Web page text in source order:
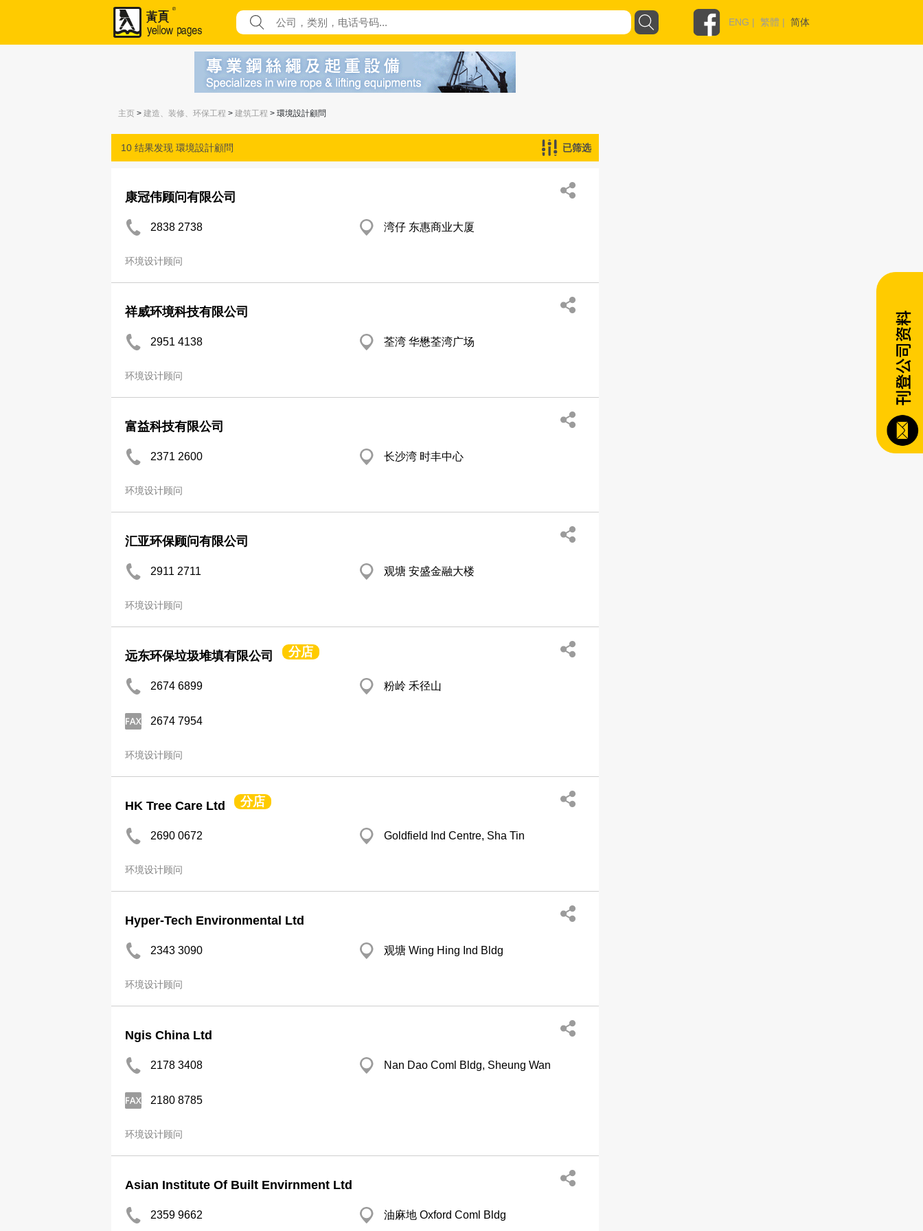
ENG | 繁體 | 简体
主页 > 建造、装修、环保工程 > 建筑工程 > 環境設計顧問
10 结果发现 環境設計顧問 已筛选
康冠伟顾问有限公司
2838 2738 湾仔 东惠商业大厦
环境设计顾问
祥威环境科技有限公司
2951 4138 荃湾 华懋荃湾广场
环境设计顾问
富益科技有限公司
2371 2600 长沙湾 时丰中心
环境设计顾问
汇亚环保顾问有限公司
2911 2711 观塘 安盛金融大楼
环境设计顾问
远东环保垃圾堆填有限公司 分店
2674 6899 粉岭 禾径山
2674 7954
环境设计顾问
HK Tree Care Ltd 分店
2690 0672 Goldfield Ind Centre, Sha Tin
环境设计顾问
Hyper-Tech Environmental Ltd
2343 3090 观塘 Wing Hing Ind Bldg
环境设计顾问
Ngis China Ltd
2178 3408 Nan Dao Coml Bldg, Sheung Wan
2180 8785
环境设计顾问
Asian Institute Of Built Envirnment Ltd
2359 9662 油麻地 Oxford Coml Bldg